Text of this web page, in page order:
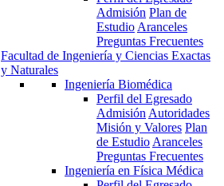
Admisión Plan de
Estudio Aranceles
Preguntas Frecuentes
Facultad de Ingeniería y Ciencias Exactas
y Naturales
Ingeniería Biomédica
Perfil del Egresado
Admisión Autoridades
Misión y Valores Plan
de Estudio Aranceles
Preguntas Frecuentes
Ingeniería en Física Médica